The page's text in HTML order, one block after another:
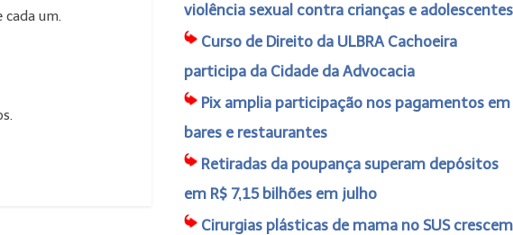
um.
violência sexual contra crianças e adolescentes
Curso de Direito da ULBRA Cachoeira
participa da Cidade da Advocacia
Pix amplia participação nos pagamentos em
bares e restaurantes
Retiradas da poupança superam depósitos
em R$ 7,15 bilhões em julho
Cirurgias plásticas de mama no SUS crescem